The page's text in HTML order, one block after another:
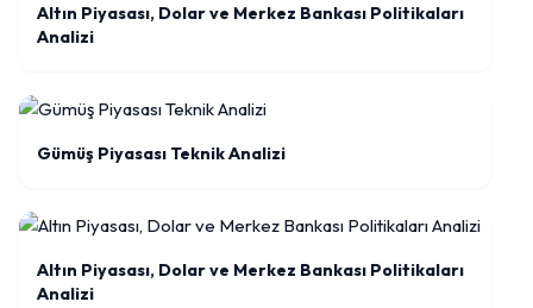
Altın Piyasası, Dolar ve Merkez Bankası Politikaları
Analizi
Gümüş Piyasası Teknik Analizi
Altın Piyasası, Dolar ve Merkez Bankası Politikaları
Analizi